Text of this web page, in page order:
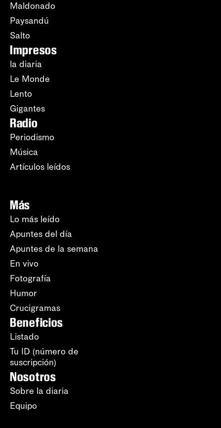
Maldonado
Paysandú
Salto
Impresos
la diaria
Le Monde
Lento
Gigantes
Radio
Periodismo
Música
Artículos leídos
Más
Lo más leído
Apuntes del día
Apuntes de la semana
En vivo
Fotografía
Humor
Crucigramas
Beneficios
Listado
Tu ID (número de
suscripción)
Nosotros
Sobre la diaria
Equipo